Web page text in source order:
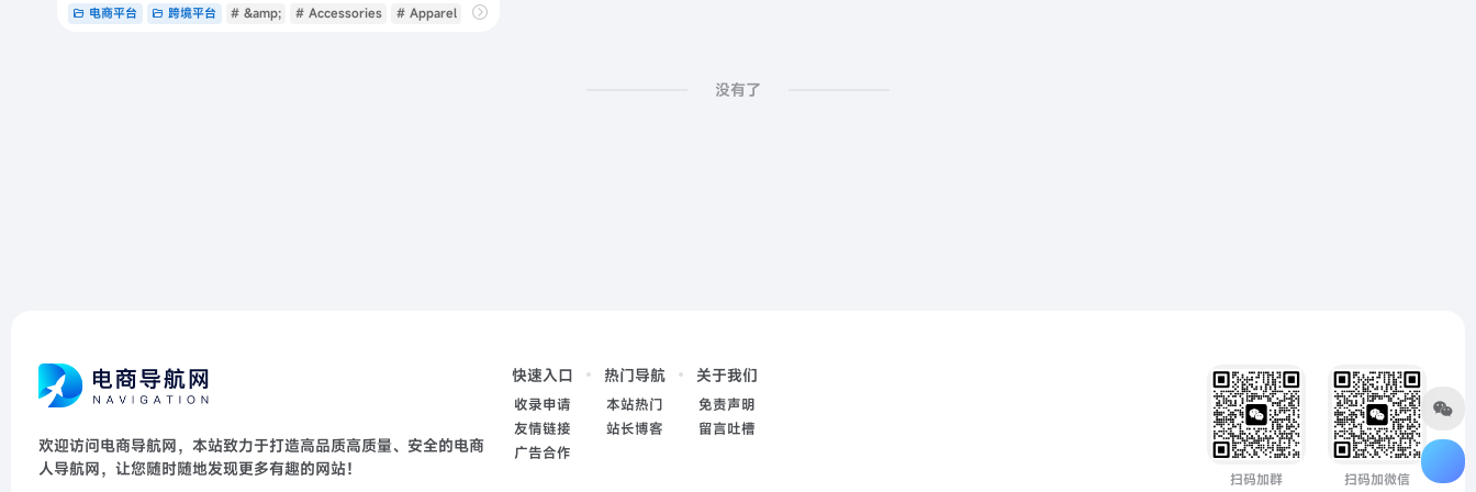
电商平台 跨境平台 # &amp; # Accessories # Apparel
没有了
欢迎访问电商导航网，本站致力于打造高品质高质量、安全的电商
人导航网，让您随时随地发现更多有趣的网站！
快速入口
收录申请
友情链接
广告合作
热门导航
本站热门
站长博客
关于我们
免责声明
留言吐槽
扫码加群 扫码加微信